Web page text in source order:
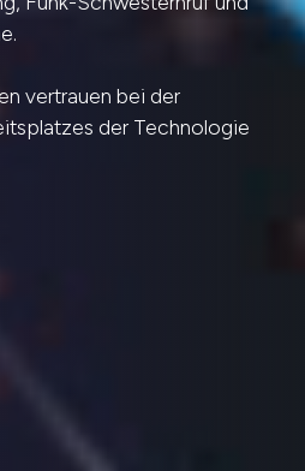
vertrauen bei der
der Technologie